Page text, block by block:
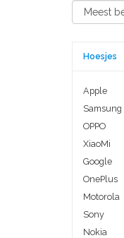
Hoesjes
Apple
Samsung
OPPO
XiaoMi
Google
OnePlus
Motorola
Sony
Nokia